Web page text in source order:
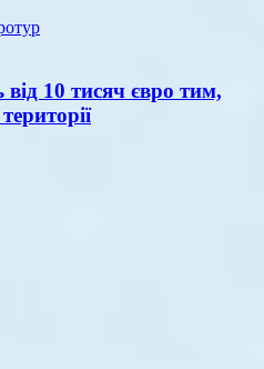
10 тисяч євро тим,